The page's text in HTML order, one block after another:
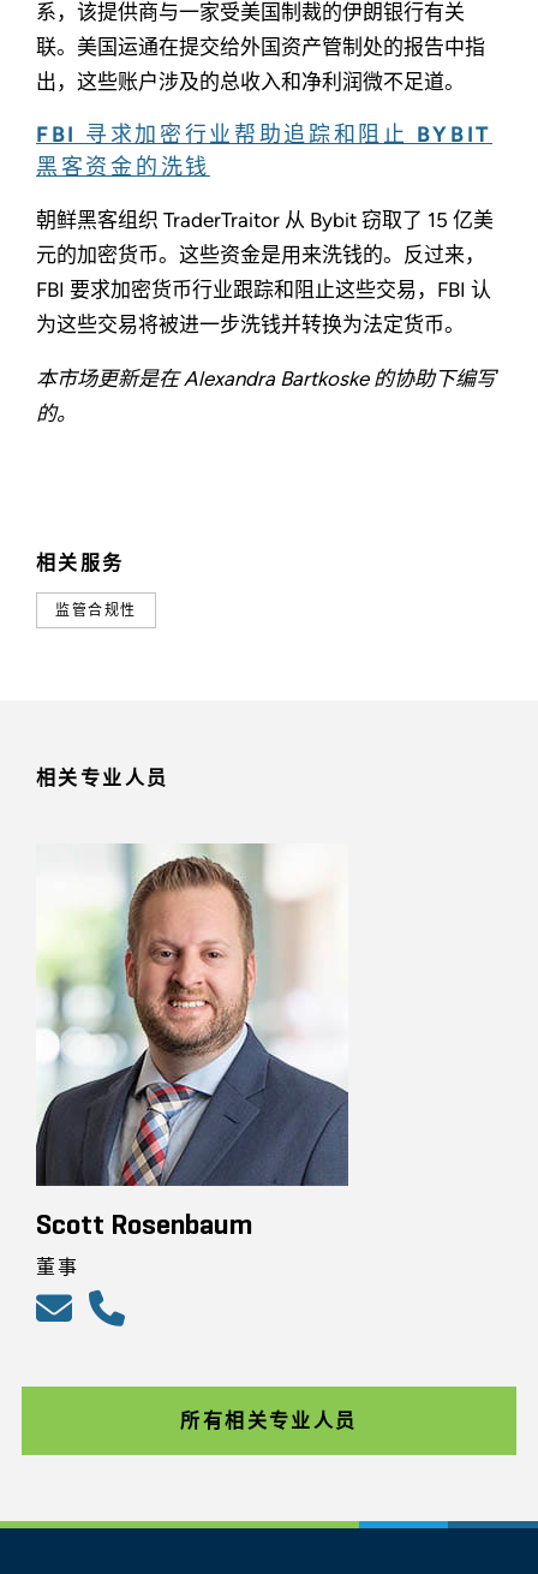
相关服务
监管合规性
系，该提供商与一家受美国制裁的伊朗银行有关
联。美国运通在提交给外国资产管制处的报告中指
出，这些账户涉及的总收入和净利润微不足道。
FBI 寻求加密行业帮助追踪和阻止 BYBIT
黑客资金的洗钱
朝鲜黑客组织 TraderTraitor 从 Bybit 窃取了 15 亿美
元的加密货币。这些资金是用来洗钱的。反过来，
FBI 要求加密货币行业跟踪和阻止这些交易，FBI 认
为这些交易将被进一步洗钱并转换为法定货币。
本市场更新是在 Alexandra Bartkoske 的协助下编写
的。
相关专业人员
Scott Rosenbaum
董事
所有相关专业人员